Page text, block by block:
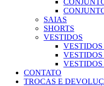
SAIAS
SHORTS
VESTIDOS
CONTATO
TROCAS E